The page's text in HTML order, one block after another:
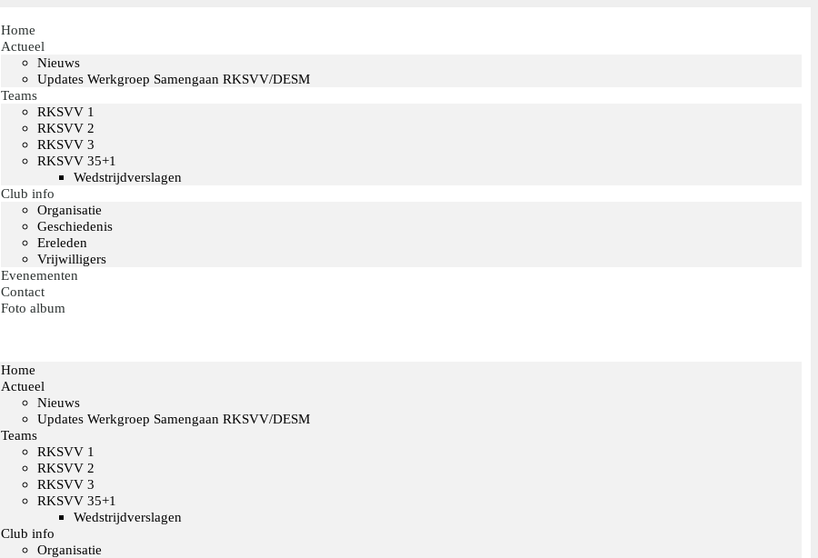
Home
Actueel
Nieuws
Updates Werkgroep Samengaan RKSVV/DESM
Teams
RKSVV 1
RKSVV 2
RKSVV 3
RKSVV 35+1
Wedstrijdverslagen
Club info
Organisatie
Geschiedenis
Ereleden
Vrijwilligers
Evenementen
Contact
Foto album
Home
Actueel
Nieuws
Updates Werkgroep Samengaan RKSVV/DESM
Teams
RKSVV 1
RKSVV 2
RKSVV 3
RKSVV 35+1
Wedstrijdverslagen
Club info
Organisatie